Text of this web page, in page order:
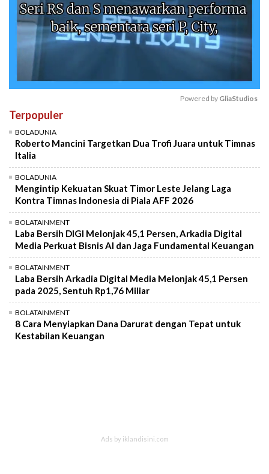
Powered by GliaStudios
Terpopuler
BOLADUNIA
Roberto Mancini Targetkan Dua Trofi Juara untuk Timnas
Italia
BOLADUNIA
Mengintip Kekuatan Skuat Timor Leste Jelang Laga
Kontra Timnas Indonesia di Piala AFF 2026
BOLATAINMENT
Laba Bersih DIGI Melonjak 45,1 Persen, Arkadia Digital
Media Perkuat Bisnis AI dan Jaga Fundamental Keuangan
BOLATAINMENT
Laba Bersih Arkadia Digital Media Melonjak 45,1 Persen
pada 2025, Sentuh Rp1,76 Miliar
BOLATAINMENT
8 Cara Menyiapkan Dana Darurat dengan Tepat untuk
Kestabilan Keuangan